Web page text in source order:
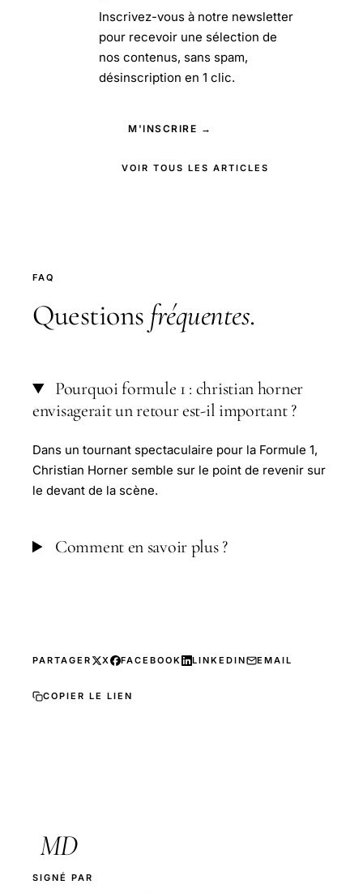
Inscrivez-vous à notre newsletter
pour recevoir une sélection de
nos contenus, sans spam,
désinscription en 1 clic.
M'INSCRIRE →
VOIR TOUS LES ARTICLES
FAQ
Questions fréquentes.
Pourquoi formule 1 : christian horner
envisagerait un retour est-il important ?
Dans un tournant spectaculaire pour la Formule 1,
Christian Horner semble sur le point de revenir sur
le devant de la scène.
Comment en savoir plus ?
PARTAGER X FACEBOOK LINKEDIN EMAIL
COPIER LE LIEN
MD
SIGNÉ PAR